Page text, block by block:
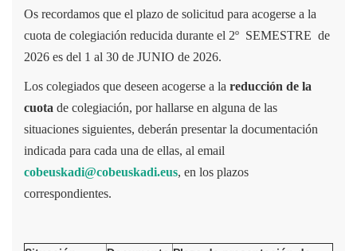
Os recordamos que el plazo de solicitud para acogerse a la
cuota de colegiación reducida durante el 2º SEMESTRE de
2026 es del 1 al 30 de JUNIO de 2026.
Los colegiados que deseen acogerse a la reducción de la
cuota de colegiación, por hallarse en alguna de las
situaciones siguientes, deberán presentar la documentación
indicada para cada una de ellas, al email
cobeuskadi@cobeuskadi.eus, en los plazos
correspondientes.